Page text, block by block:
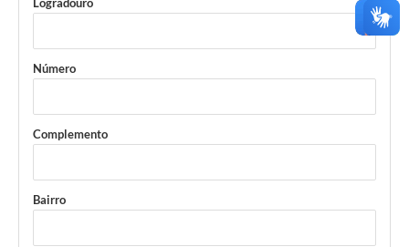
Número
Complemento
Bairro